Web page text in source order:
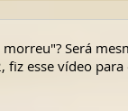
Será
fiz esse vídeo